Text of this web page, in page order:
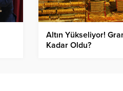
Altın Yükseliyor!
Kadar Oldu?